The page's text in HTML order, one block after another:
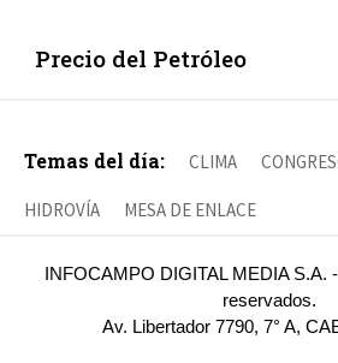
Precio del Petróleo
Temas del día: CLIMA
HIDROVÍA MESA DE ENLACE
INFOCAMPO DIGITAL MEDIA S.A.
reservados.
Av. Libertador 7790, 7° A,